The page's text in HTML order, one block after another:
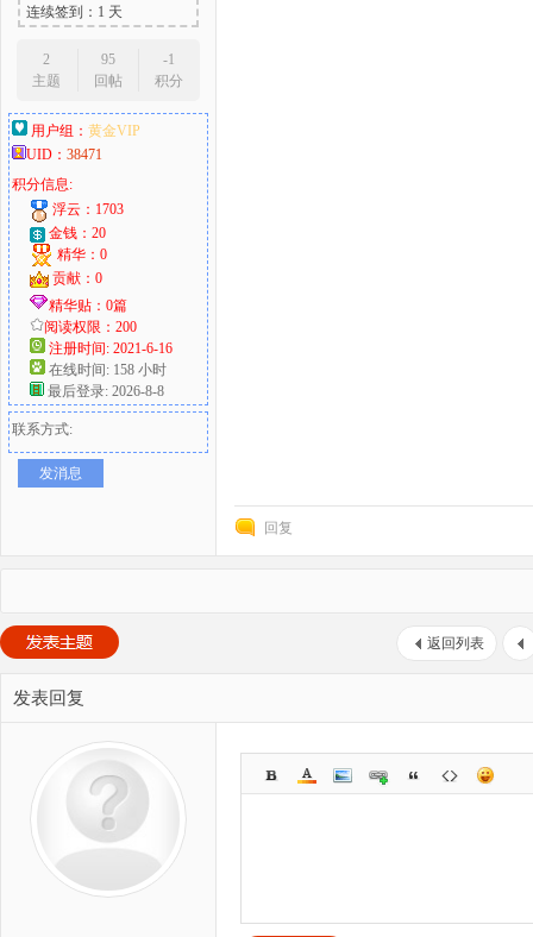
连续签到：1 天
2
主题
95
回帖
-1
积分
用户组： 黄金VIP
UID： 38471
积分信息:
浮云：1703
金钱：20
精华：0
贡献：0
精华贴：0篇
阅读权限：200
注册时间: 2021-6-16
在线时间: 158 小时
最后登录: 2026-8-8
联系方式:
发消息
回复
返回列表
发表回复